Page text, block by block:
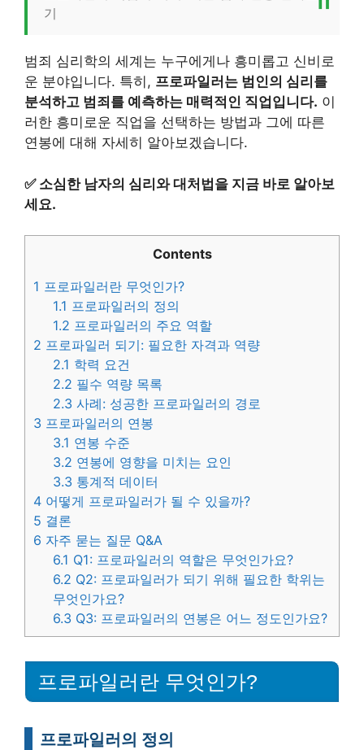
기
범죄 심리학의 세계는 누구에게나 흥미롭고 신비로
운 분야입니다. 특히, 프로파일러는 범인의 심리를
분석하고 범죄를 예측하는 매력적인 직업입니다. 이
러한 흥미로운 직업을 선택하는 방법과 그에 따른
연봉에 대해 자세히 알아보겠습니다.
✅ 소심한 남자의 심리와 대처법을 지금 바로 알아보
세요.
Contents
1 프로파일러란 무엇인가?
1.1 프로파일러의 정의
1.2 프로파일러의 주요 역할
2 프로파일러 되기: 필요한 자격과 역량
2.1 학력 요건
2.2 필수 역량 목록
2.3 사례: 성공한 프로파일러의 경로
3 프로파일러의 연봉
3.1 연봉 수준
3.2 연봉에 영향을 미치는 요인
3.3 통계적 데이터
4 어떻게 프로파일러가 될 수 있을까?
5 결론
6 자주 묻는 질문 Q&A
6.1 Q1: 프로파일러의 역할은 무엇인가요?
6.2 Q2: 프로파일러가 되기 위해 필요한 학위는
무엇인가요?
6.3 Q3: 프로파일러의 연봉은 어느 정도인가요?
프로파일러란 무엇인가?
프로파일러의 정의